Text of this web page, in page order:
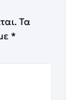
Τα
*